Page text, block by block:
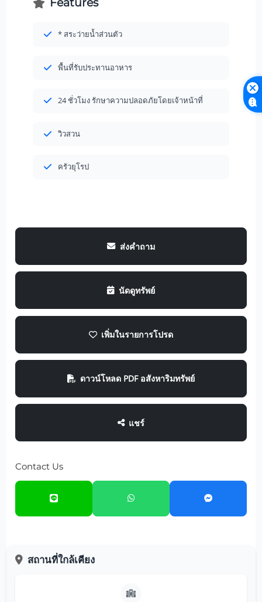
* สระว่ายน้ำส่วนตัว
พื้นที่รับประทานอาหาร
24 ชั่วโมง รักษาความปลอดภัยโดยเจ้าหน้าที่
วิวสวน
ครัวยุโรป
ส่งคำถาม
นัดดูทรัพย์
เพิ่มในรายการโปรด
ดาวน์โหลด PDF อสังหาริมทรัพย์
แชร์
Contact Us
สถานที่ใกล้เคียง